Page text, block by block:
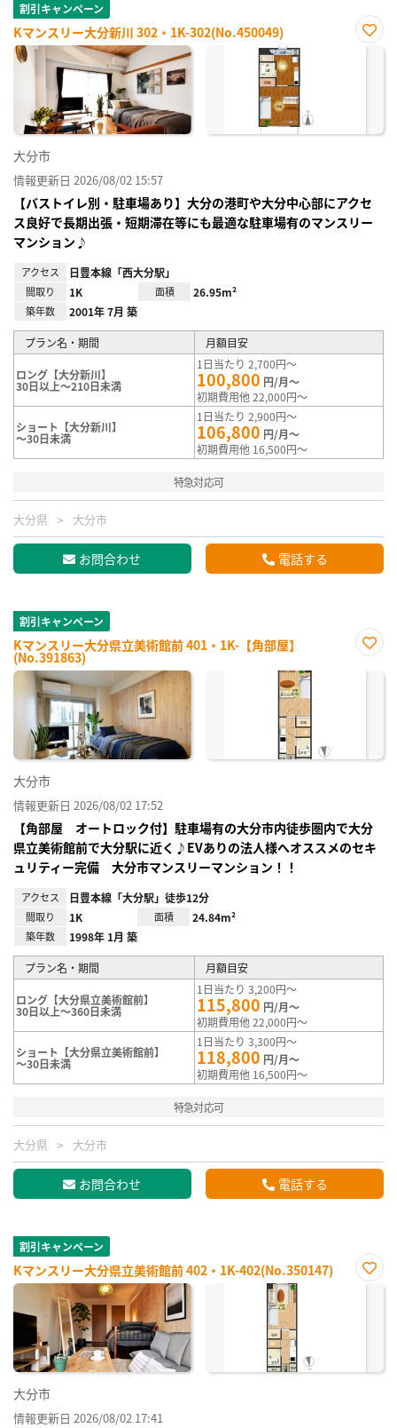
割引キャンペーン
Kマンスリー大分新川 302・1K-302(No.450049)
お気
大分市
情報更新日 2026/08/02 15:57
【バストイレ別・駐車場あり】大分の港町や大分中心部にアクセ
ス良好で長期出張・短期滞在等にも最適な駐車場有のマンスリー
マンション♪
アクセス 日豊本線「西大分駅」
間取り 1K 面積 26.95m²
築年数 2001年 7月 築
プラン名・期間 月額目安
ロング【大分新川】
30日以上～210日未満
1日当たり 2,700円～
100,800 円/月～
初期費用他 22,000円～
ショート【大分新川】
～30日未満
1日当たり 2,900円～
106,800 円/月～
初期費用他 16,500円～
特急対応可
大分県 大分市
お問合わせ 電話する
割引キャンペーン
Kマンスリー大分県立美術館前 401・1K-【角部屋】
(No.391863)
に入
大分市
情報更新日 2026/08/02 17:52
【角部屋 オートロック付】駐車場有の大分市内徒歩圏内で大分
県立美術館前で大分駅に近く♪EVありの法人様へオススメのセキ
ュリティー完備 大分市マンスリーマンション！！
アクセス 日豊本線「大分駅」徒歩12分
間取り 1K 面積 24.84m²
築年数 1998年 1月 築
プラン名・期間 月額目安
ロング【大分県立美術館前】
30日以上～360日未満
1日当たり 3,200円～
115,800 円/月～
初期費用他 22,000円～
ショート【大分県立美術館前】
～30日未満
1日当たり 3,300円～
118,800 円/月～
初期費用他 16,500円～
特急対応可
大分県 大分市
お問合わせ 電話する
割引キャンペーン
Kマンスリー大分県立美術館前 402・1K-402(No.350147)
お気
大分市
情報更新日 2026/08/02 17:41